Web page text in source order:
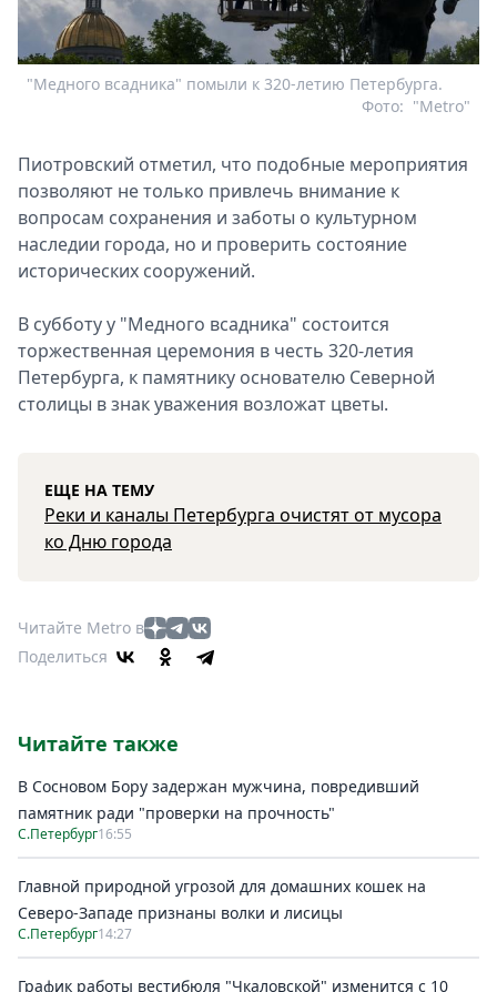
"Медного всадника" помыли к 320-летию Петербурга.
"Metro"
Фото:
Пиотровский отметил, что подобные мероприятия
позволяют не только привлечь внимание к
вопросам сохранения и заботы о культурном
наследии города, но и проверить состояние
исторических сооружений.
В субботу у "Медного всадника" состоится
торжественная церемония в честь 320-летия
Петербурга, к памятнику основателю Северной
столицы в знак уважения возложат цветы.
ЕЩЕ НА ТЕМУ
Реки и каналы Петербурга очистят от мусора
ко Дню города
Читайте Metro в
Поделиться
Читайте также
В Сосновом Бору задержан мужчина, повредивший
памятник ради "проверки на прочность"
С.Петербург16:55
Главной природной угрозой для домашних кошек на
Северо-Западе признаны волки и лисицы
С.Петербург14:27
График работы вестибюля "Чкаловской" изменится с 10